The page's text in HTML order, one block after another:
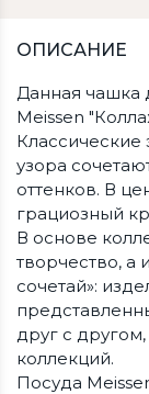
ОПИСАНИЕ
Данная чашка
Meissen
Классические
узора
оттенков. В
грациозный
В основе
творчество,
сочетай»:
друг с
коллекций.
Посуда